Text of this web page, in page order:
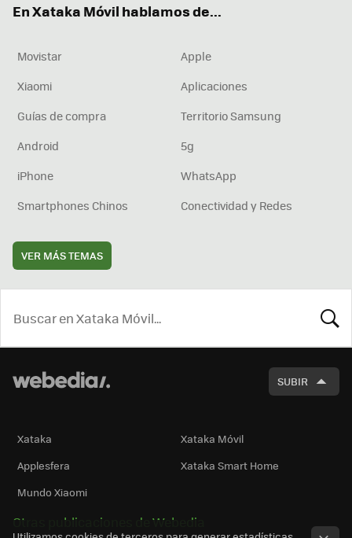
En Xataka Móvil hablamos de...
Movistar
Apple
Xiaomi
Aplicaciones
Guías de compra
Territorio Samsung
Android
5g
iPhone
WhatsApp
Smartphones Chinos
Conectividad y Redes
VER MÁS TEMAS
SUBIR
Xataka
Xataka Móvil
Applesfera
Xataka Smart Home
Mundo Xiaomi
Otras publicaciones de Webedia